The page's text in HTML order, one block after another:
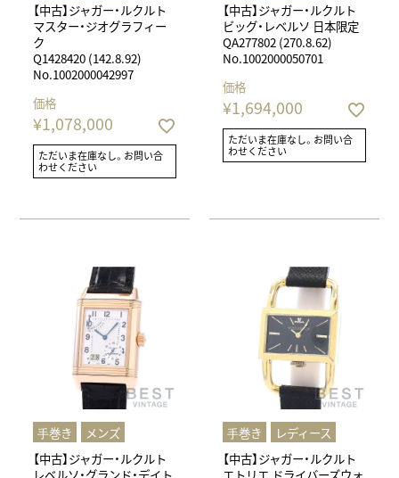
【中古】ジャガー・ルクルト
マスター・ジオグラフィー
ク
Q1428420 (142.8.92)
No.1002000042997
価格
¥1,078,000
ただいま在庫なし。お問い合
わせください
【中古】ジャガー・ルクルト
ビッグ・レベルソ 日本限定
QA277802 (270.8.62)
No.1002000050701
価格
¥1,694,000
ただいま在庫なし。お問い合
わせください
⼿巻き
メンズ
【中古】ジャガー・ルクルト
レベルソ・グランド・デイト
⼿巻き
レディース
【中古】ジャガー・ルクルト
エトリエ ドライバーズウォ